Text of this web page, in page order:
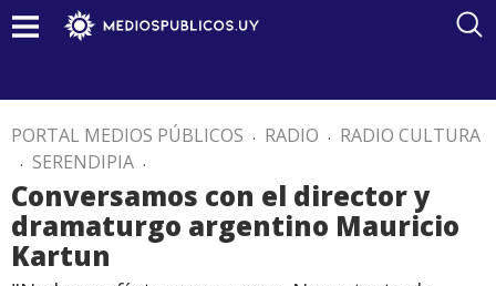
PORTAL MEDIOS PÚBLICOS . RADIO . RADIO CULTURA
. SERENDIPIA .
Conversamos con el director y
dramaturgo argentino Mauricio
Kartun